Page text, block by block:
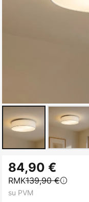
to
the
beginning
84,90 €
RMK139,90 €
su PVM